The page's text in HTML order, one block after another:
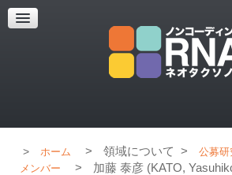
超解像顕微鏡
超解像顕微鏡の紹介
ホーム > 領域について > 公募研
メンバー > 加藤 泰彦 (KATO,